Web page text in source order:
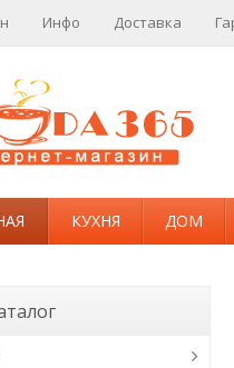
Инфо Доставка
КУХНЯ ДОМ